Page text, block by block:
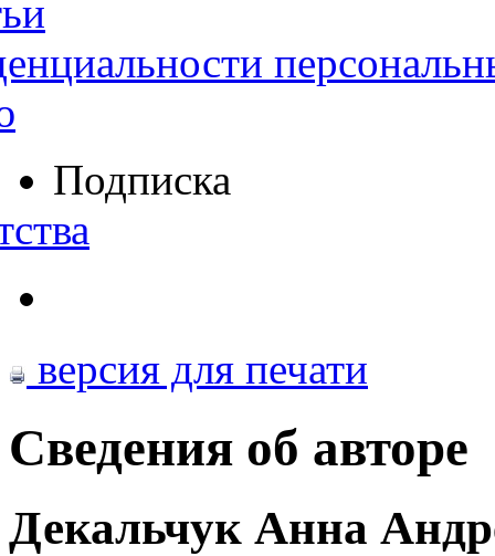
Подписка
версия для печати
Сведения об авторе
Декальчук Анна